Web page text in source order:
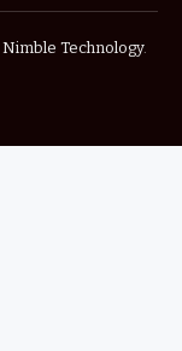
Nimble Technology.